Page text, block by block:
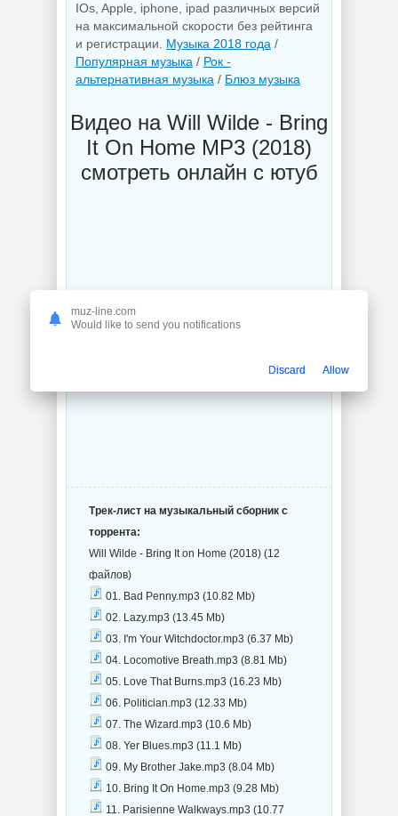
IOs, Apple, iphone, ipad различных версий
на максимальной скорости без рейтинга
и регистрации. Музыка 2018 года /
Популярная музыка / Рок -
альтернативная музыка / Блюз музыка
Видео на Will Wilde - Bring
It On Home MP3 (2018)
смотреть онлайн с ютуб
Трек-лист на музыкальный сборник с
торрента:
Will Wilde - Bring It on Home (2018) (12
файлов)
01. Bad Penny.mp3 (10.82 Mb)
02. Lazy.mp3 (13.45 Mb)
03. I'm Your Witchdoctor.mp3 (6.37 Mb)
04. Locomotive Breath.mp3 (8.81 Mb)
05. Love That Burns.mp3 (16.23 Mb)
06. Politician.mp3 (12.33 Mb)
07. The Wizard.mp3 (10.6 Mb)
08. Yer Blues.mp3 (11.1 Mb)
09. My Brother Jake.mp3 (8.04 Mb)
10. Bring It On Home.mp3 (9.28 Mb)
11. Parisienne Walkways.mp3 (10.77
muz-line.com
Would like to send you notifications
Discard Allow